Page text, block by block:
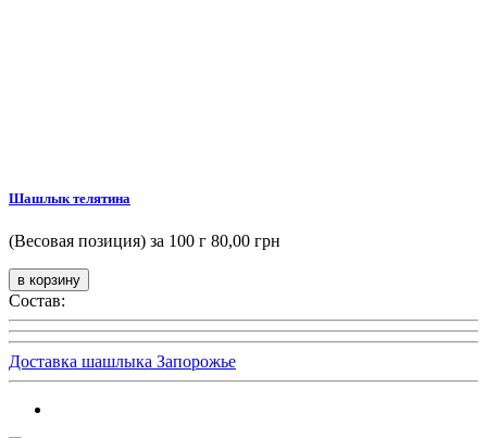
Шашлык телятина
(Весовая позиция) за 100 г 80,00 грн
Состав:
Доставка шашлыка Запорожье